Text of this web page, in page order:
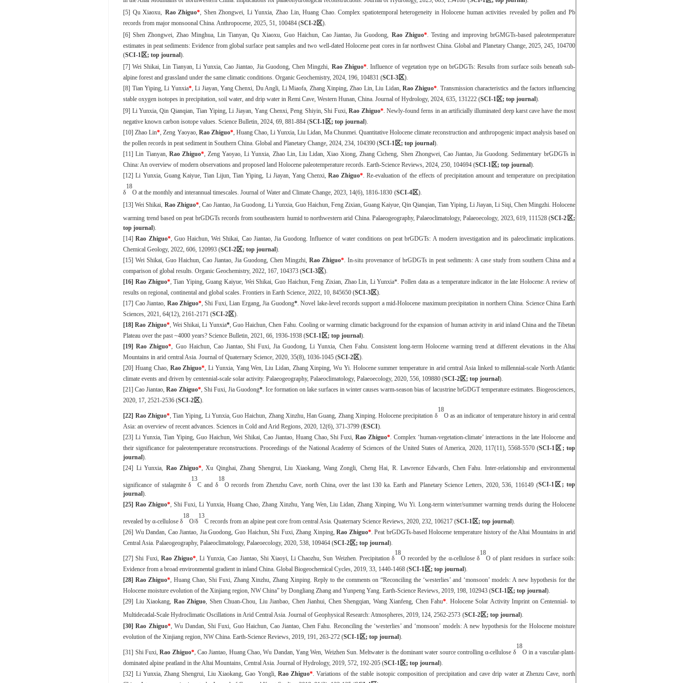
[5] QuXiaoxu, Rao Zhiguo*, ShenZhongwei, LiYunxia, Zhao Lin, Huang Chao.Complex spatiotemporal heterogeneity in Holocene human activities revealed by pollen and Pb
records from major monsoonal China. Anthropocene, 2025, 51, 100484(SCI-2区).
[6]ShenZhongwei,Zhao Minghua, LinTianyan, Qu Xiaoxu, GuoHaichun, CaoJiantao, Jia Guodong, Rao Zhiguo*. Testing and improving brGMGTs-based paleotemperature
estimates in peat sediments: Evidence from global surface peat samples and two well-dated Holocene peat cores in far northwest China. Global and Planetary Change, 2025, 245, 104700
(SCI-1区; top journal).
[7]WeiShikai, Lin Tianyan,LiYunxia,CaoJiantao, JiaGuodong, ChenMingzhi, Rao Zhiguo*. Influence of vegetation type on brGDGTs: Results from surface soils beneath sub-
alpine forest and grassland under the same climatic conditions. Organic Geochemistry, 2024, 196, 104831(SCI-3区).
[8] TianYiping, Li Yunxia*,Li Jiayan, Yang Chenxi, DuAngli, LiMiaofa, Zhang Xinping, Zhao Lin, Liu Lidan, Rao Zhiguo*. Transmission characteristics and the factors influencing
stable oxygen isotopes in precipitation, soil water, and drip water in Remi Cave, Western Hunan, China. Journal of Hydrology, 2024, 635, 131222(SCI-1区; top journal).
[9] Li Yunxia, Qin Qianqian, Tian Yiping, Li Jiayan, Yang Chenxi, Peng Shiyin, Shi Fuxi,Rao Zhiguo*. Newly-found ferns in an artificially illuminated deep karst cave have the most
negative known carbon isotope values. Science Bulletin, 2024, 69, 881-884(SCI-1区; top journal).
[10]Zhao Lin*, Zeng Yaoyao, Rao Zhiguo*, Huang Chao, Li Yunxia, Liu Lidan, Ma Chunmei. Quantitative Holocene climate reconstruction and anthropogenic impact analysis based on
the pollen records in peat sediment in Southern China. Global and Planetary Change, 2024, 234, 104390(SCI-1区; top journal).
[11]Lin Tianyan, Rao Zhiguo*, ZengYaoyao, Li Yunxia, ZhaoLin, LiuLidan, Xiao Xiong, Zhang Cicheng, ShenZhongwei, CaoJiantao, Jia Guodong. Sedimentary brGDGTs in
China: An overview of modern observations and proposed land Holocene paleotemperature records. Earth-Science Reviews, 2024, 250, 104694(SCI-1区; top journal).
[12]Li Yunxia, Guang Kaiyue, TianLijun, TianYiping, Li Jiayan, Yang Chenxi,RaoZhiguo*.Re-evaluation of the effects of precipitation amount and temperature on precipitation
δ
18
O at the monthly and interannual timescales .Journal of Water and Climate Change ,2023 14(6), 1816-1830 (SCI-4区)
[13]WeiShikai, Rao Zhiguo* ,CaoJiantao, Jia Guodong, LiYunxia, GuoHaichun, Feng Zixian, GuangKaiyue, QinQianqian, TianYiping, LiJiayan, LiSiqi, ChenMingzhi Holocene
warming trend based on peat brGDGTs records from southeastern humid to northwestern arid China. Palaeogeography, Palaeoclimatology, Palaeoecology, 2023, 619, 111528(SCI-2 区;
top journal)
[14]Rao Zhiguo*, Guo Haichun, Wei Shikai, Cao Jiantao, Jia Guodong. Influence of water conditions on peat brGDGTs: A modern investigation and its paleoclimatic implications.
Chemical Geology, 2022, 606, 120993(SCI-2区; top journal)
[15]Wei Shikai, Guo Haichun, Cao Jiantao, Jia Guodong, Chen Mingzhi,Rao Zhiguo* . In-situ provenance of brGDGTs in peat sediments: A case study from southern China and a
comparison of global results. Organic Geochemistry, 2022, 167, 104373 (SCI-3区).
[16] Rao Zhiguo*, Tian Yiping, Guang Kaiyue, Wei Shikai, Guo Haichun, Feng Zixian, Zhao Lin, Li Yunxia*. Pollen data as a temperature indicator in the late Holocene: A review of
results on regional, continental and global scales. Frontiers in Earth Science, 2022, 10, 845650 (SCI-3区).
[17] Cao Jiantao, Rao Zhiguo* , Shi Fuxi, Lian Ergang, Jia Guodong*. Novel lake-level records support a mid-Holocene maximum precipitation in northern China. Science China Earth
Sciences, 2021, 64(12), 2161-2171 (SCI-2区)
[18]Rao Zhiguo*, Wei Shikai, Li Yunxia*, Guo Haichun, Chen Fahu. Cooling or warming climatic background for the expansion of human activity in arid inland China and the Tibetan
Plateau over the past ~4000 years? Science Bulletin, 2021, 66, 1936-1938 (SCI-1 区; top journal)
[19]Rao Zhiguo* , Guo Haichun, Cao Jiantao, Shi Fuxi, Jia Guodong, Li Yunxia, Chen Fahu. Consistent long-term Holocene warming trend at different elevations in the Altai
Mountains in arid central Asia. Journal of Quaternary Science, 2020, 35(8), 1036-1045 (SCI-2区)
[20] Huang Chao, Rao Zhiguo* , Li Yunxia, Yang Wen, Liu Lidan, Zhang Xinping, Wu Yi. Holocene summer temperature in arid central Asia linked to millennial-scale North Atlantic
climate events and driven by centennial-scale solar activity. Palaeogeography, Palaeoclimatology, Palaeoecology, 2020, 556, 109880 (SCI-2区; top journal)
[21]Cao Jiantao,Rao Zhiguo*, Shi Fuxi, Jia Guodong*. Ice formation on lake surfaces in winter causes warm-season bias of lacustrine brGDGT temperature estimates. Biogeosciences,
2020, 17, 2521-2536 (SCI-2区)
[22] Rao Zhiguo*, Tian Yiping, Li Yunxia, Guo Haichun, Zhang Xinzhu, Han Guang, Zhang Xinping. Holocene precipitation δ
18
O as an indicator of temperature history in arid central
Asia: an overview of recent advances. Sciences in Cold and Arid Regions, 2020, 12(6), 371-3799 (ESCI)
[23]Li Yunxia, Tian Yiping, Guo Haichun, Wei Shikai, Cao Jiantao, Huang Chao, Shi Fuxi,Rao Zhiguo* . Complex ‘human-vegetation-climate’ interactions in the late Holocene and
their significance for paleotemperature reconstructions. Proceedings of the National Academy of Sciences of the United States of America, 2020, 117(11), 5568-5570 (SCI-1 区 ; top
journal)
[24] Li Yunxia, Rao Zhiguo* , Xu Qinghai, Zhang Shengrui, Liu Xiaokang, Wang Zongli, Cheng Hai, R. Lawrence Edwards, Chen Fahu. Inter-relationship and environmental
significance of stalagmite δ
13
C and δ
18
O records from Zhenzhu Cave, north China, over the last 130 ka. Earth and Planetary Science Letters, 2020, 536, 116149 (SCI-1区 ; top
journal).
[25]Rao Zhiguo*, Shi Fuxi, Li Yunxia, Huang Chao, Zhang Xinzhu, Yang Wen, Liu Lidan, Zhang Xinping, Wu Yi. Long-term winter/summer warming trends during the Holocene
revealed by α-cellulose δ
18
O/δ
13
C records from an alpine peat core from central Asia.Quaternary Science Reviews, 2020, 232, 106217 (SCI-1区; top journal).
[26] Wu Dandan, Cao Jiantao, Jia Guodong, Guo Haichun, Shi Fuxi, Zhang Xinping,Rao Zhiguo*. Peat brGDGTs-based Holocene temperature history of the Altai Mountains in arid
Central Asia. Palaeogeography, Palaeoclimatology, Palaeoecology, 2020, 538, 109464 (SCI-2区; top journal).
[27]Shi Fuxi, Rao Zhiguo*, Li Yunxia, Cao Jiantao, Shi Xiaoyi, Li Chaozhu, Sun Weizhen. Precipitation δ
18
O recorded by the α‐cellulose δ
18
O of plant residues in surface soils:
Evidence from a broad environmental gradient in inland China. Global Biogeochemical Cycles, 2019, 33, 1440-1468 (SCI-1区; top journal).
[28]Rao Zhiguo*,HuangChao, Shi Fuxi, Zhang Xinzhu, ZhangXinping. Reply to the comments on “Reconciling the ‘westerlies’ and ‘monsoon’ models: A new hypothesis for the
Holocene moisture evolution of the Xinjiang region, NW China” by Dongliang Zhang and Yunpeng Yang.Earth-Science Reviews, 2019, 198, 102943 (SCI-1区; top journal).
[29] Liu Xiaokang, Rao Zhiguo, Shen Chuan‐Chou, Liu Jianbao, Chen Jianhui, Chen Shengqian, Wang Xianfeng, Chen Fahu*. Holocene Solar Activity Imprint on Centennial‐ to
Multidecadal‐Scale Hydroclimatic Oscillations in Arid Central Asia. Journal of Geophysical Research: Atmospheres, 2019, 124, 2562-2573 (SCI-2区; top journal).
[30]Rao Zhiguo*, Wu Dandan, Shi Fuxi, Guo Haichun, Cao Jiantao, Chen Fahu. Reconciling the ‘westerlies’ and ‘monsoon’ models: A new hypothesis for the Holocene moisture
evolution of the Xinjiang region, NW China. Earth-Science Reviews, 2019, 191, 263-272 (SCI-1区; top journal).
[31] Shi Fuxi,Rao Zhiguo*, Cao Jiantao, Huang Chao, Wu Dandan, Yang Wen, Weizhen Sun. Meltwater is the dominant water source controlling α-cellulose δ
18
O in a vascular-plant-
dominated alpine peatland in the Altai Mountains, Central Asia. Journal of Hydrology, 2019, 572, 192-205 (SCI-1 区; top journal)
[32] Li Yunxia, Zhang Shengrui, Liu Xiaokang, Gao Yongli, Rao Zhiguo* . Variations of the stable isotopic composition of precipitation and cave drip water at Zhenzu Cave, north